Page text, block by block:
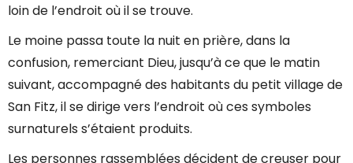
loin de l’endroit où il se trouve.
Le moine passa toute la nuit en prière, dans la
confusion, remerciant Dieu, jusqu’à ce que le matin
suivant, accompagné des habitants du petit village de
San Fitz, il se dirige vers l’endroit où ces symboles
surnaturels s’étaient produits.
Les personnes rassemblées décident de creuser pour